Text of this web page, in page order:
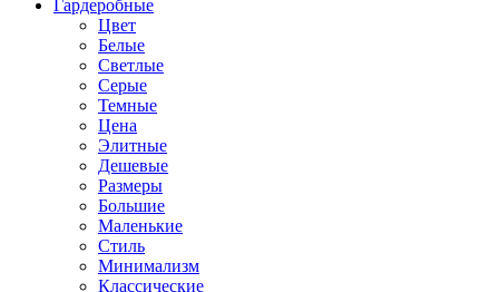
Гардеробные
Цвет
Белые
Светлые
Серые
Темные
Цена
Элитные
Дешевые
Размеры
Большие
Маленькие
Стиль
Минимализм
Классические